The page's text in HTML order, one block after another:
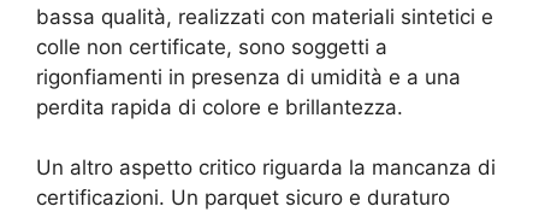
bassa qualità, realizzati con materiali sintetici e
colle non certificate, sono soggetti a
rigonfiamenti in presenza di umidità e a una
perdita rapida di colore e brillantezza.
Un altro aspetto critico riguarda la mancanza di
certificazioni. Un parquet sicuro e duraturo